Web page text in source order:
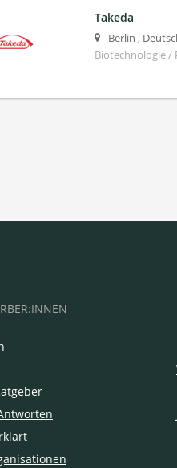
Takeda
Berlin ,
Biotechnologie /